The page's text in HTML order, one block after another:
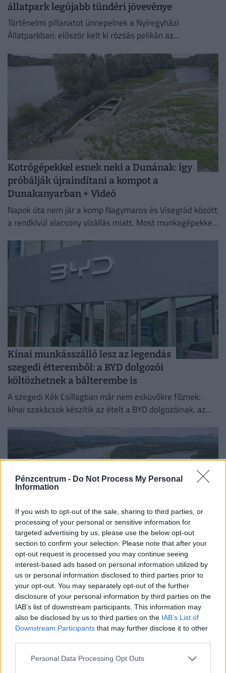
Pénzcentrum - Do Not Process My Personal
Information
If you wish to opt-out of the sale, sharing to third parties, or
processing of your personal or sensitive information for
targeted advertising by us, please use the below opt-out
section to confirm your selection. Please note that after your
opt-out request is processed you may continue seeing
interest-based ads based on personal information utilized by
us or personal information disclosed to third parties prior to
your opt-out. You may separately opt-out of the further
disclosure of your personal information by third parties on the
IAB’s list of downstream participants. This information may
also be disclosed by us to third parties on the IAB’s List of
Downstream Participants that may further disclose it to other
Personal Data Processing Opt Outs
állatpark legújabb tündéri jövevénye
Történelmi pillanatot ünnepelnek a Nyíregyházi
Állatparkban: először kelt ki rózsás pelikán az
szülő gondosan neveli, a kicsi pedig...
Kotrógépekkel esnek neki a Dunának: így
próbálják újraindítani a kompot a
Dunakanyarban + Videó
Napok óta nem jár a komp Nagymaros és Visegrád között
a rendkívül alacsony vízállás miatt. Most munkagépekkel
biztonságosan...
Kínai munkásszálló lesz az legendás
szegedi étteremből: a BYD dolgozói
költözhetnek a bálterembe is
A szegedi Kék Csillagban már nem esküvőkre főznek:
kínai szakácsok készítik az ételt a BYD dolgozóinak, az
munkásszállás lehet.
Közel húsz éve elsüllyedt kocsit halásztak
ki a Dunából a magyar hatóságok:
elképesztő, mi mindent hoz felszínre az
alacsony vízállás
A mentési munkálatok során a kiérkező búvárok
rögzítették az elsüllyedt járművet, amelyet végül a
műszaki mentő csörlőjének segítségével vontattak ki a
partra.